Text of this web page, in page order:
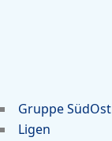
Gruppe SüdOst
Ligen